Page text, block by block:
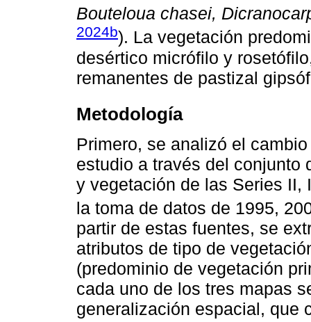
Bouteloua chasei,
2024b). La vegetación
desértico micrófilo y
remanentes de pastizal
Metodología
Primero, se analizó el
estudio a través del conjunto
y vegetación de las Series II,
la toma de datos de 1995,
partir de estas fuentes, se
atributos de tipo de
(predominio de vegetación
cada uno de los tres mapas
generalización espacial, que